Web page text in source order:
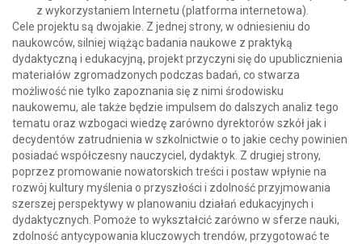
z wykorzystaniem Internetu (platforma internetowa).
Cele projektu są dwojakie. Z jednej strony, w odniesieniu do
naukowców, silniej wiążąc badania naukowe z praktyką
dydaktyczną i edukacyjną, projekt przyczyni się do upublicznienia
materiałów zgromadzonych podczas badań, co stwarza
możliwość nie tylko zapoznania się z nimi środowisku
naukowemu, ale także będzie impulsem do dalszych analiz tego
tematu oraz wzbogaci wiedzę zarówno dyrektorów szkół jak i
decydentów zatrudnienia w szkolnictwie o to jakie cechy powinien
posiadać współczesny nauczyciel, dydaktyk. Z drugiej strony,
poprzez promowanie nowatorskich treści i postaw wpłynie na
rozwój kultury myślenia o przyszłości i zdolność przyjmowania
szerszej perspektywy w planowaniu działań edukacyjnych i
dydaktycznych. Pomoże to wykształcić zarówno w sferze nauki,
zdolność antycypowania kluczowych trendów, przygotować te